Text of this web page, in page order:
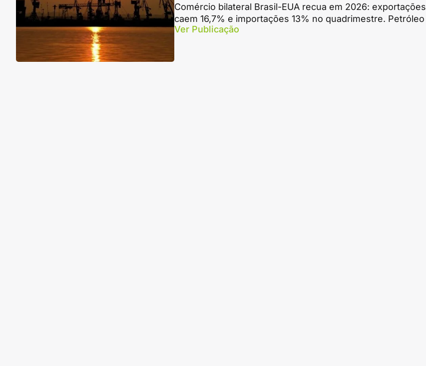
Comércio bilateral Brasil-EUA recua em 2026: exportações
caem 16,7% e importações 13% no quadrimestre. Petróleo
Ver Publicação